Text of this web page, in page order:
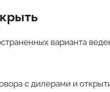
варианта
с дилерами и